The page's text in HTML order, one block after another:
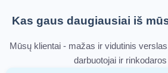
Kas gaus daugiausiai iš
Mūsų klientai - mažas ir vidutinis
darbuotojai ir